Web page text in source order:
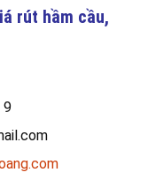
rút hầm cầu,
9